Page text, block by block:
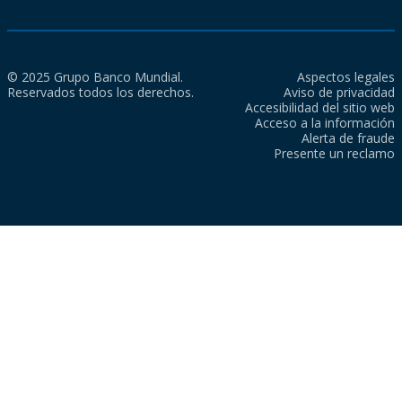
© 2025 Grupo Banco Mundial.
Reservados todos los derechos.
Aspectos legales
Aviso de privacidad
Accesibilidad del sitio web
Acceso a la información
Alerta de fraude
Presente un reclamo